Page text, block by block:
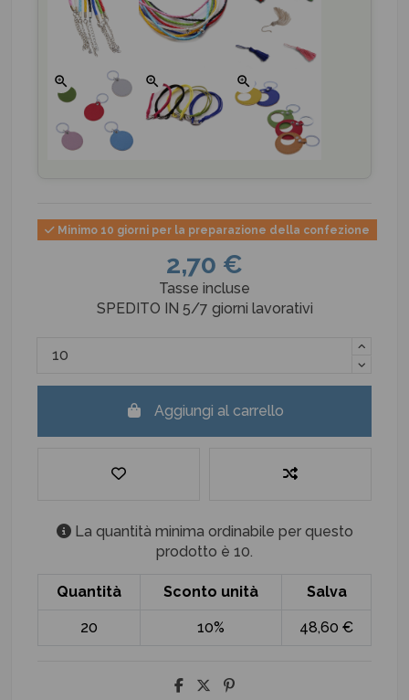
zoom_in zoom_in zoom_in
Minimo 10 giorni per la preparazione della confezione
2,70 €
Tasse incluse
SPEDITO IN 5/7 giorni lavorativi
Aggiungi al carrello
La quantità minima ordinabile per questo
prodotto è 10.
Quantità Sconto unità Salva
20 10% 48,60 €